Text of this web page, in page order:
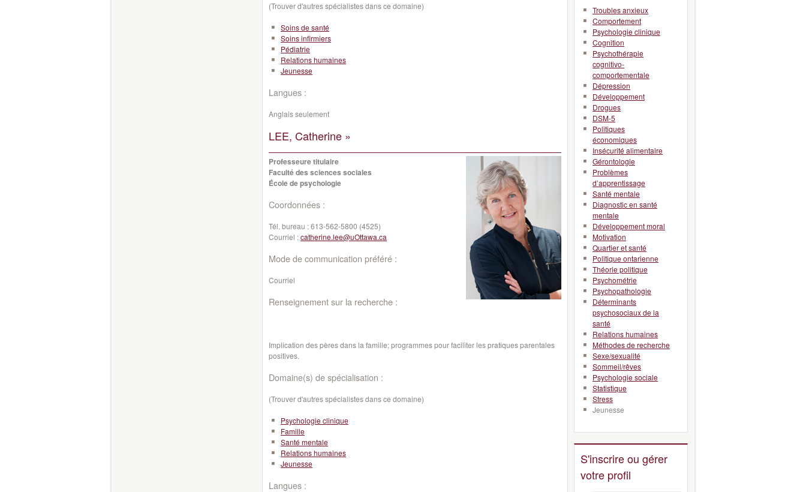
(Trouver d'autres spécialistes dans ce domaine)
Soins de santé
Soins infirmiers
Pédiatrie
Relations humaines
Jeunesse
Langues :
Anglais seulement
LEE, Catherine »
Professeure titulaire
Faculté des sciences sociales
École de psychologie
Coordonnées :
Tél. bureau :613-562-5800 (4525)
Courriel :catherine.lee@uOttawa.ca
Mode de communication préféré :
Courriel
Renseignement sur la recherche :
Implication des pères dans la famille; programmes pour faciliter les pratiques parentales
positives.
Domaine(s) de spécialisation :
(Trouver d'autres spécialistes dans ce domaine)
Psychologie clinique
Famille
Santé mentale
Relations humaines
Jeunesse
Langues :
Troubles anxieux
Comportement
Psychologie clinique
Cognition
Psychothérapie
cognitivo-
comportementale
Dépression
Développement
Drogues
DSM-5
Politiques
économiques
Insécurité alimentaire
Gérontologie
Problèmes
d’apprentissage
Santé mentale
Diagnostic en santé
mentale
Développement moral
Motivation
Quartier et santé
Politique ontarienne
Théorie politique
Psychométrie
Psychopathologie
Déterminants
psychosociaux de la
santé
Relations humaines
Méthodes de recherche
Sexe/sexualité
Sommeil/rêves
Psychologie sociale
Statistique
Stress
Jeunesse
S'inscrire ou gérer
votre profil